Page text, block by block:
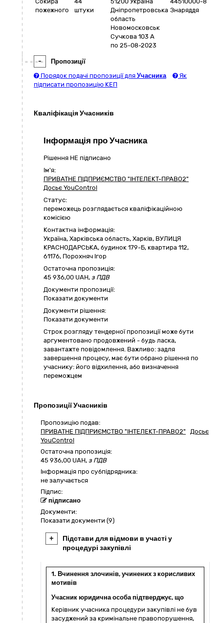
пожежного
штуки
Дніпропетровська
область
Новомосковськ
Сучкова 103 А
по 25-08-2023
Знаряддя
-
Пропозиції
Порядок подачі пропозиції для Учасника
Як
підписати пропозицію КЕП
Кваліфікація Учасників
Інформація про Учасника
Рішення НЕ підписано
Ім'я:
ПРИВАТНЕ ПІДПРИЄМСТВО "ІНТЕЛЕКТ-ПРАВО2"
Досьє YouControl
Статус:
переможець розглядається кваліфікаційною
комісією
Контактна інформація:
Україна, Харківська область, Харків, ВУЛИЦЯ
КРАСНОДАРСЬКА, будинок 179-Б, квартира 112,
61176, Порохняч Ігор
Остаточна пропозиція:
45 936,00 UAH, з ПДВ
Документи пропозиції:
Показати документи
Документи рішення:
Показати документи
Cтрок розгляду тендерної пропозиції може бути
аргументовано продовжений - будь ласка,
завантажте повідомлення. Важливо: задля
завершення процесу, має бути обрано рішення по
учаснику: його відхилення, або визначення
переможцем
Пропозиції Учасників
Пропозицію подав:
ПРИВАТНЕ ПІДПРИЄМСТВО "ІНТЕЛЕКТ-ПРАВО2" Досьє
YouControl
Остаточна пропозиція:
45 936,00 UAH, з ПДВ
Інформація про субпідрядника:
не залучається
Підпис:
підписано
Документи:
Показати документи (9)
+
Підстави для відмови в участі у
процедурі закупівлі
1. Вчинення злочинів, учинених з корисливих
мотивів
Учасник юридична особа підтверджує, що
Керівник учасника процедури закупівлі не був
засуджений за кримінальне правопорушення,